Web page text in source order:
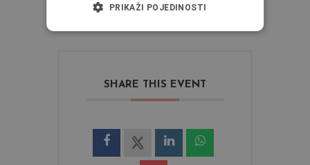
SHARE THIS EVENT
PRIKAŽI POJEDINOSTI